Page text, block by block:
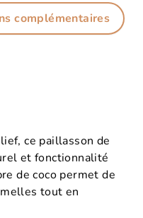
complémentaires
ce paillasson de
et fonctionnalité
de coco permet de
tout en